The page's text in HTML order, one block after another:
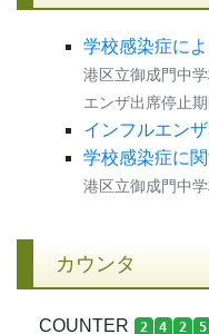
学校感染症に
港区立御成門中
エンザ出席停止
インフルエン
学校感染症に
港区立御成門中
カウンタ
COUNTER 2 4 2 5